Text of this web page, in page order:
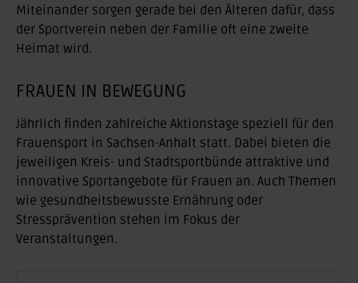
Miteinander sorgen gerade bei den Älteren dafür, dass
der Sportverein neben der Familie oft eine zweite
Heimat wird.
FRAUEN IN BEWEGUNG
Jährlich finden zahlreiche Aktionstage speziell für den
Frauensport in Sachsen-Anhalt statt. Dabei bieten die
jeweiligen Kreis- und Stadtsportbünde attraktive und
innovative Sportangebote für Frauen an. Auch Themen
wie gesundheitsbewusste Ernährung oder
Stressprävention stehen im Fokus der
Veranstaltungen.